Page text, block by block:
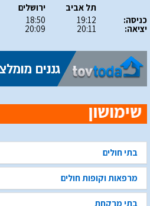
כניסה:
יציאה:
תל אביב
19:12
20:11
ירושלים
18:50
20:09
בתי חולים
מרפאות וקופות חולים
בתי מרקחת